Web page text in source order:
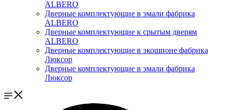
ALBERO
Дверные комплектующие в эмали фабрика
ALBERO
Дверные комплектующие к срытым дверям
ALBERO
Дверные комплектующие в экошпоне фабрика
Люксор
Дверные комплектующие в эмали фабрика
Люксор